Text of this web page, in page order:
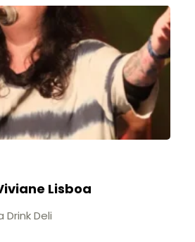
Lisboa
Deli